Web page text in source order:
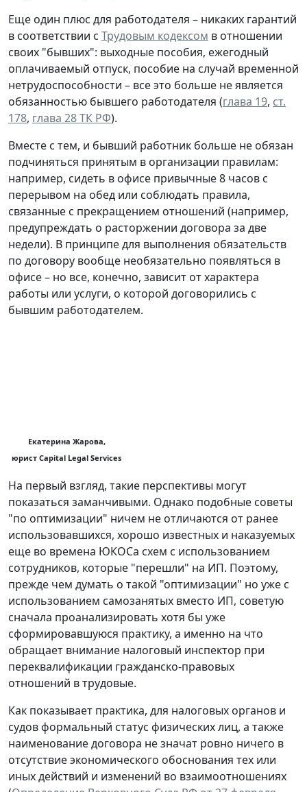
Еще один плюс для работодателя – никаких гарантий
в соответствии с Трудовым кодексом в отношении
своих "бывших": выходные пособия, ежегодный
оплачиваемый отпуск, пособие на случай временной
нетрудоспособности – все это больше не является
обязанностью бывшего работодателя (глава 19, ст.
178, глава 28 ТК РФ).
Вместе с тем, и бывший работник больше не обязан
подчиняться принятым в организации правилам:
например, сидеть в офисе привычные 8 часов с
перерывом на обед или соблюдать правила,
связанные с прекращением отношений (например,
предупреждать о расторжении договора за две
недели). В принципе для выполнения обязательств
по договору вообще необязательно появляться в
офисе – но все, конечно, зависит от характера
работы или услуги, о которой договорились с
бывшим работодателем.
Екатерина Жарова,
юрист Capital Legal Services
На первый взгляд, такие перспективы могут
показаться заманчивыми. Однако подобные советы
"по оптимизации" ничем не отличаются от ранее
использовавшихся, хорошо известных и наказуемых
еще во времена ЮКОСа схем с использованием
сотрудников, которые "перешли" на ИП. Поэтому,
прежде чем думать о такой "оптимизации" но уже с
использованием самозанятых вместо ИП, советую
сначала проанализировать хотя бы уже
сформировавшуюся практику, а именно на что
обращает внимание налоговый инспектор при
переквалификации гражданско-правовых
отношений в трудовые.
Как показывает практика, для налоговых органов и
судов формальный статус физических лиц, а также
наименование договора не значат ровно ничего в
отсутствие экономического обоснования тех или
иных действий и изменений во взаимоотношениях